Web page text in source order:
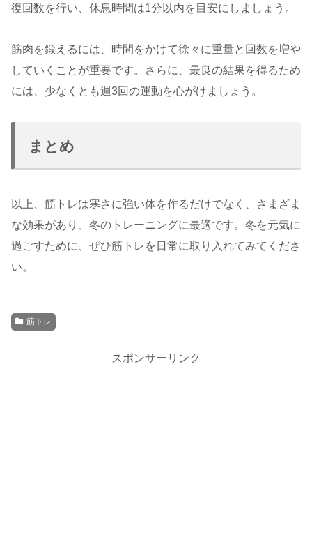
復回数を行い、休息時間は1分以内を目安にしましょう。
筋肉を鍛えるには、時間をかけて徐々に重量と回数を増や
していくことが重要です。さらに、最良の結果を得るため
には、少なくとも週3回の運動を心がけましょう。
まとめ
以上、筋トレは寒さに強い体を作るだけでなく、さまざま
な効果があり、冬のトレーニングに最適です。冬を元気に
過ごすために、ぜひ筋トレを日常に取り入れてみてくださ
い。
筋トレ
スポンサーリンク